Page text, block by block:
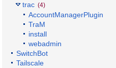
trac (4)
AccountManagerPlugin
TraM
install
webadmin
SwitchBot
Tailscale